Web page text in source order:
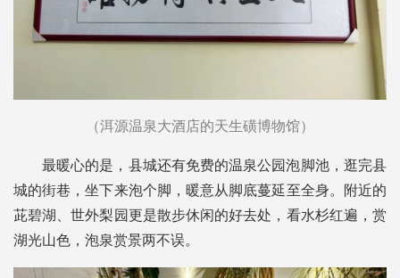
（洱源温泉大酒店的天生磺博物馆）
最暖心的是，县城还有免费的温泉公园泡脚池，逛完县
城的街巷，坐下来泡个脚，暖意从脚底蔓延至全身。附近的
茈碧湖、世外梨园更是散步休闲的好去处，看水杉红遍，赏
湖光山色，泡泉赏景两不误。